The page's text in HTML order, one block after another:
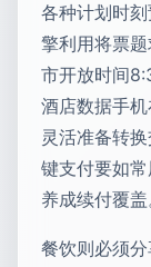
各种计划时
擎利用将票
市开放时间
酒店数据手
灵活准备转
键支付要如
养成续付覆盖
餐饮则必须